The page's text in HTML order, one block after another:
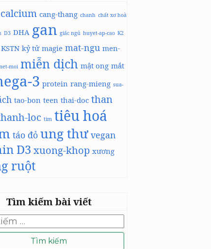
calcium cang-thang chanh chất xơ hoà
D3 DHA gan giấc ngủ huyet-ap-cao K2
KSTN kỷ tử magie mat-ngu men-
moi miễn dịch mật ong mắt
3 protein rang-mieng sua-
tao-bon teen thai-doc than
loc tim tiêu hoá
táo đỏ ung thư vegan
D3 xuong-khop xương
ruột
Tìm kiếm bài viết